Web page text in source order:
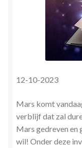
Herinner wie je
Magische
Mijn account
Narcisme
Nieuw boek
12-10-2023
Mars komt
verblijf dat zal
Mars gedreven en
wil! Onder deze